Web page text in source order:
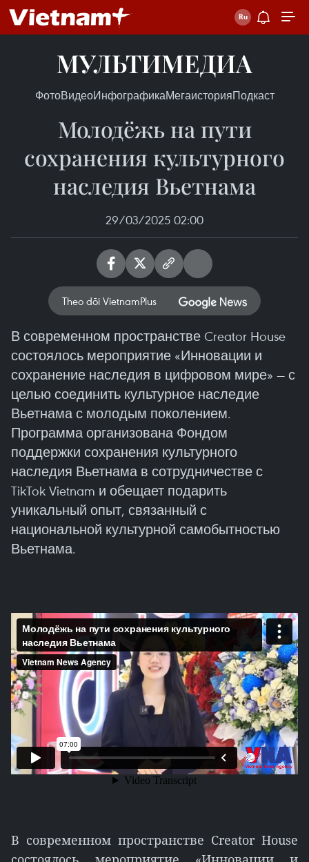
МУЛЬТИМЕДИА
ФотоВидеоИнфографикаМегаисторияПодкаст
Молодёжь на пути
сохранения культурного
наследия Вьетнама
29/03/2025 02:00
Theo dõi VietnamPlus
В современном пространстве Creator House
состоялось мероприятие «Инновации и
сохранение наследия в цифровом мире» — с
целью соединить культурное наследие
Вьетнама с молодым поколением.
Программа организована Фондом
поддержки сохранения культурного
наследия Вьетнама в сотрудничестве с
TikTok Vietnam и обещает подарить
уникальный опыт, связанный с
национальной культурной самобытностью
Вьетнама.
В современном пространстве Creator House